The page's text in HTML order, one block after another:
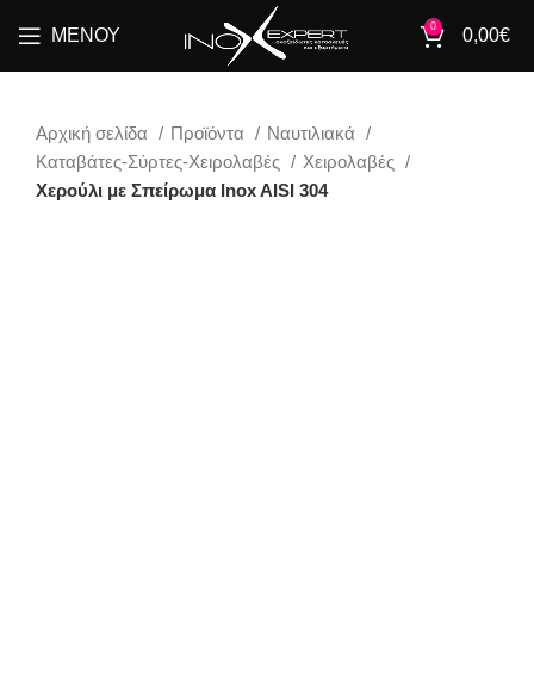
ΜΕΝΟΎ 0 0,00€
Αρχική σελίδα Προϊόντα
Ναυτιλιακά
Καταβάτες-Σύρτες-Χειρολαβές
Χειρολαβές
Χερούλι με Σπείρωμα Inox AISI 304